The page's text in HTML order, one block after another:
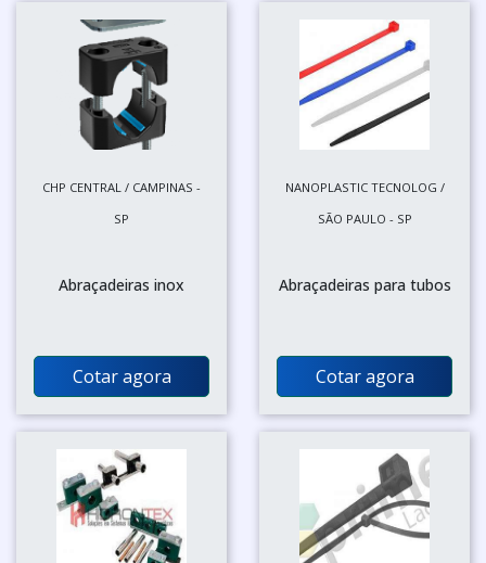
CHP CENTRAL / CAMPINAS -
SP
Abraçadeiras inox
Cotar agora
NANOPLASTIC TECNOLOG /
SÃO PAULO - SP
Abraçadeiras para tubos
Cotar agora